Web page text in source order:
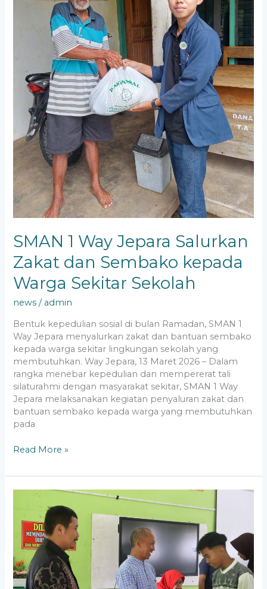
SMAN 1 Way Jepara Salurkan
Zakat dan Sembako kepada
Warga Sekitar Sekolah
news / admin
Bentuk kepedulian sosial di bulan Ramadan, SMAN 1
Way Jepara menyalurkan zakat dan bantuan sembako
kepada warga sekitar lingkungan sekolah yang
membutuhkan. Way Jepara, 13 Maret 2026 – Dalam
rangka menebar kepedulian dan mempererat tali
silaturahmi dengan masyarakat sekitar, SMAN 1 Way
Jepara melaksanakan kegiatan penyaluran zakat dan
bantuan sembako kepada warga yang membutuhkan
pada
Read More »
Berbagi
Berkah
Ramadan,
SMAN
Way
Jepara
Salurkan